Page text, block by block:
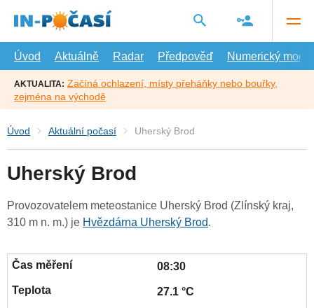
hlavní
Úvod
Aktuálně Radar Předpověď Numerický model
AKTUALITA: Začíná ochlazení, místy přeháňky nebo bouřky,
zejména na východě
Úvod Aktuální počasí Uherský Brod
Uherský Brod
Provozovatelem meteostanice Uherský Brod (Zlínský kraj,
310 m n. m.) je Hvězdárna Uherský Brod.
08:30
27.1 °C